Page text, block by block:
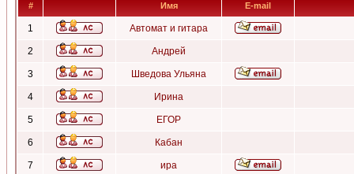
# Имя E-mail
1 Автомат и гитара
2 Андрей
3 Шведова Ульяна
4 Ирина
5 ЕГОР
6 Кабан
7 ира